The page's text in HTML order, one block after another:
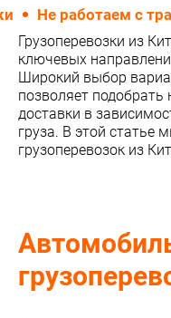
Не работаем с
Грузоперевозки из
ключевых
Широкий выбор
позволяет
доставки в
груза. В этой
грузоперевозок из